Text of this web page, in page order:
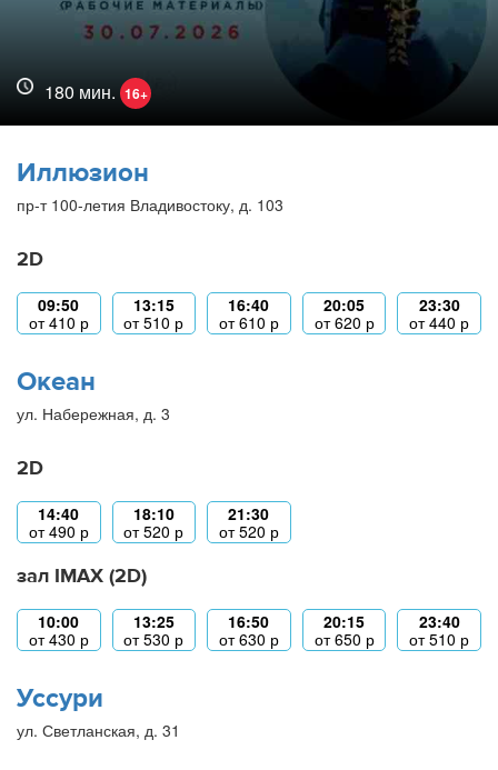
180 мин. 16+
Иллюзион
пр-т 100-летия Владивостоку, д. 103
2D
09:50
от410 р
13:15
от510 р
16:40
от610 р
20:05
от620 р
23:30
от440 р
Океан
ул. Набережная, д. 3
2D
14:40
от490 р
18:10
от520 р
21:30
от520 р
зал IMAX (2D)
10:00
от430 р
13:25
от530 р
16:50
от630 р
20:15
от650 р
23:40
от510 р
Уссури
ул. Светланская, д. 31